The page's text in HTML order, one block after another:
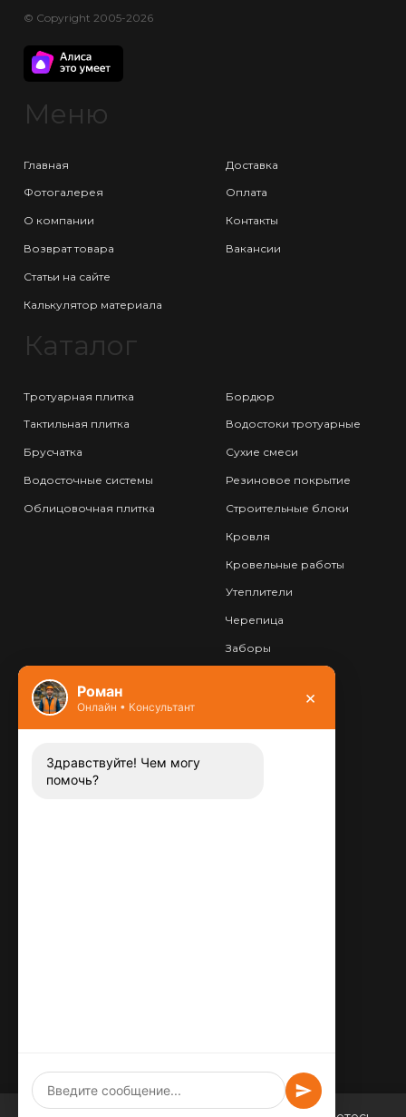
© Copyright 2005-2026
Меню
Главная
Фотогалерея
О компании
Возврат товара
Статьи на сайте
Калькулятор материала
Доставка
Оплата
Контакты
Вакансии
Каталог
Тротуарная плитка
Тактильная плитка
Брусчатка
Водосточные системы
Облицовочная плитка
Бордюр
Водостоки тротуарные
Сухие смеси
Резиновое покрытие
Строительные блоки
Кровля
Кровельные работы
Утеплители
Черепица
Заборы
Контакты
Заказать звонок
Роман
Онлайн • Консультант ×
Здравствуйте! Чем могу
помочь?